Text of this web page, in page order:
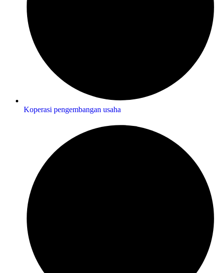
Koperasi pengembangan usaha